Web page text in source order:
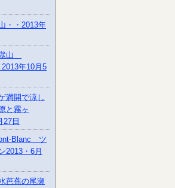
・・2013年
山
2013年10月5
満開で涼し
と霧ヶ
27日
Blanc ツ
2013・6月
芭蕉の尾瀬